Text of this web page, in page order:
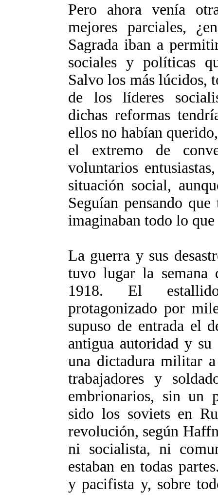
Pero ahora venía
mejores parciales,
Sagrada iban a
sociales y políticas
Salvo los más lúcidos,
de los líderes
dichas reformas
ellos no habían
el extremo de
voluntarios
situación social,
Seguían pensando
imaginaban todo lo
La guerra y sus
tuvo lugar la
1918. El
protagonizado por
supuso de entrada el
antigua autoridad y
una dictadura militar
trabajadores y
embrionarios, sin un
sido los soviets en
revolución, según
ni socialista, ni
estaban en todas
y pacifista y, sobre